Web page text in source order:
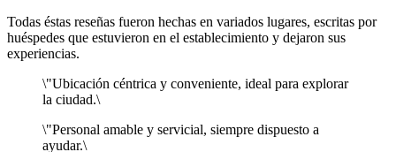
Todas éstas reseñas fueron hechas en variados lugares, escritas por
huéspedes que estuvieron en el establecimiento y dejaron sus
experiencias.
\"Ubicación céntrica y conveniente, ideal para explorar
la ciudad.\
\"Personal amable y servicial, siempre dispuesto a
ayudar.\